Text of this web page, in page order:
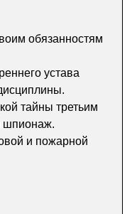
обязанностям
устава
тайны третьим
и пожарной